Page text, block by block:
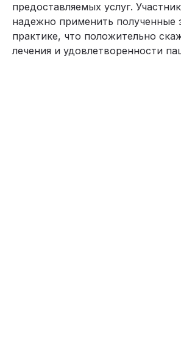
предоставляемых услуг.
надежно применить полученные
практике, что положительно
лечения и удовлетворенности